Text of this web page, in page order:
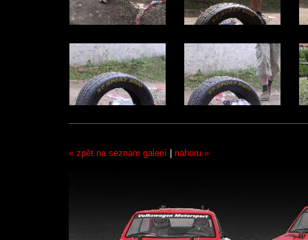
« zpět na seznam galerií nahoru »